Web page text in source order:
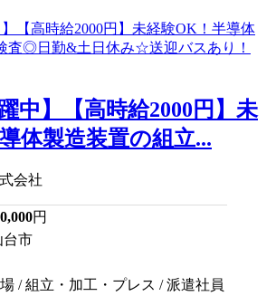
躍中】【高時給2000円】未
体製造装置の組立...
会社
円
台市
/ 組立・加工・プレス / 派遣社員